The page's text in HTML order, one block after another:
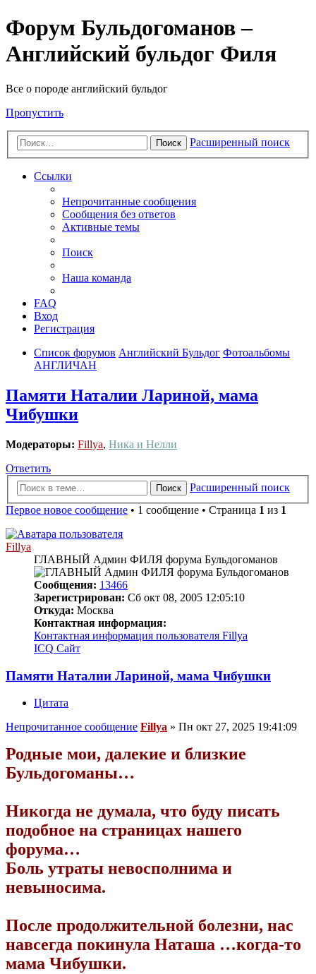
Форум Бульдогоманов –
Английский бульдог Филя
Все о породе английский бульдог
Пропустить
Поиск Расширенный поиск
Ссылки
Непрочитанные сообщения
Сообщения без ответов
Активные темы
Поиск
Наша команда
FAQ
Вход
Регистрация
Список форумов Английский Бульдог Фотоальбомы
АНГЛИЧАН
Памяти Наталии Лариной, мама
Чибушки
Модераторы: Fillya, Ника и Нелли
Ответить
Поиск
Расширенный поиск
Первое новое сообщение • 1 сообщение • Страница 1 из 1
Fillya
ГЛАВНЫЙ Админ ФИЛЯ форума Бульдогоманов
Сообщения: 13466
Зарегистрирован: Сб окт 08, 2005 12:05:10
Откуда: Москва
Контактная информация:
Контактная информация пользователя Fillya
ICQ Сайт
Памяти Наталии Лариной, мама Чибушки
Цитата
Непрочитанное сообщение Fillya » Пн окт 27, 2025 19:41:09
Родные мои, далекие и близкие
Бульдогоманы…
Никогда не думала, что буду писать
подобное на страницах нашего
форума…
Боль утраты невосполнима и
невыносима.
После продолжительной болезни, нас
навсегда покинула Наташа …когда-то
мама Чибушки.